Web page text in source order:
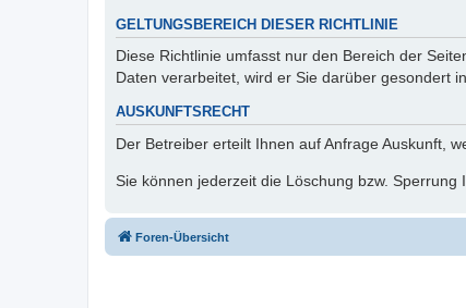
GELTUNGSBEREICH DIESER RICHTLINIE
Diese Richtlinie umfasst nur den Bereich der
Daten verarbeitet, wird er Sie darüber gesondert
AUSKUNFTSRECHT
Der Betreiber erteilt Ihnen auf Anfrage Auskunft,
Sie können jederzeit die Löschung bzw.
Foren-Übersicht